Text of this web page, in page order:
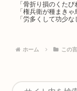
「骨折り損のくた
「権兵衛が種まきゃ
「労多くして功少
ホーム この